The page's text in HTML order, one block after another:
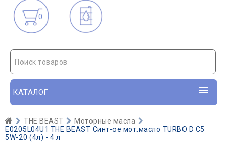
0
Поиск товаров
КАТАЛОГ
THE BEAST
Моторные масла
E0205L04U1 THE BEAST Синт-ое мот.масло TURBO D C5
5W-20 (4л) - 4 л